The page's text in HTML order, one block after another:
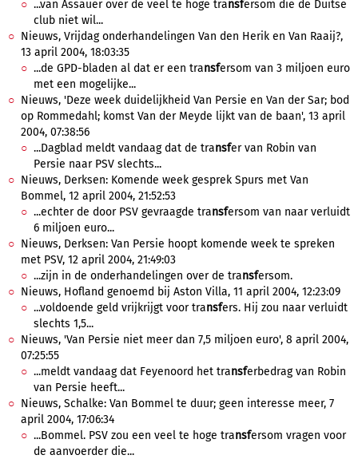
...van Assauer over de veel te hoge transfersom die de Duitse
club niet wil...
Nieuws, Vrijdag onderhandelingen Van den Herik en Van Raaij?,
13 april 2004, 18:03:35
...de GPD-bladen al dat er een transfersom van 3 miljoen euro
met een mogelijke...
Nieuws, 'Deze week duidelijkheid Van Persie en Van der Sar; bod
op Rommedahl; komst Van der Meyde lijkt van de baan', 13 april
2004, 07:38:56
...Dagblad meldt vandaag dat de transfer van Robin van
Persie naar PSV slechts...
Nieuws, Derksen: Komende week gesprek Spurs met Van
Bommel, 12 april 2004, 21:52:53
...echter de door PSV gevraagde transfersom van naar verluidt
6 miljoen euro...
Nieuws, Derksen: Van Persie hoopt komende week te spreken
met PSV, 12 april 2004, 21:49:03
...zijn in de onderhandelingen over de transfersom.
Nieuws, Hofland genoemd bij Aston Villa, 11 april 2004, 12:23:09
...voldoende geld vrijkrijgt voor transfers. Hij zou naar verluidt
slechts 1,5...
Nieuws, 'Van Persie niet meer dan 7,5 miljoen euro', 8 april 2004,
07:25:55
...meldt vandaag dat Feyenoord het transferbedrag van Robin
van Persie heeft...
Nieuws, Schalke: Van Bommel te duur; geen interesse meer, 7
april 2004, 17:06:34
...Bommel. PSV zou een veel te hoge transfersom vragen voor
de aanvoerder die...